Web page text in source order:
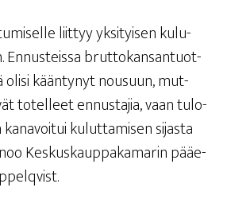
liit­tyy yksi­tyi­sen kulu­
Ennus­teis­sa brut­to­kan­san­tuot­
oli­si kään­ty­nyt nousuun, mut­
totel­leet ennus­ta­jia, vaan tulo­
kulut­ta­mi­sen sijas­ta
Kes­kus­kaup­pa­ka­ma­rin pää­e­